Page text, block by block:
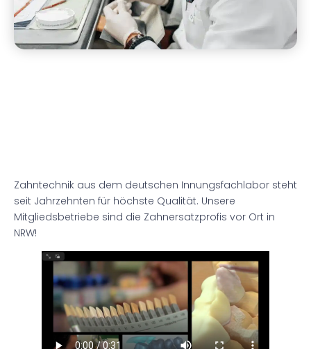
Zahntechnik aus dem deutschen Innungsfachlabor steht
seit Jahrzehnten für höchste Qualität. Unsere
Mitgliedsbetriebe sind die Zahnersatzprofis vor Ort in
NRW!